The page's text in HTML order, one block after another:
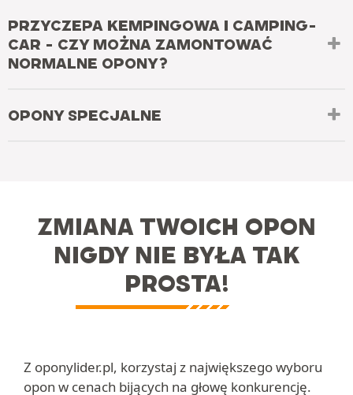
PRZYCZEPA KEMPINGOWA I CAMPING-
CAR - CZY MOŻNA ZAMONTOWAĆ
NORMALNE OPONY?
OPONY SPECJALNE
ZMIANA TWOICH OPON
NIGDY NIE BYŁA TAK
PROSTA!
Z oponylider.pl, korzystaj z największego wyboru
opon w cenach bijących na głowę konkurencję.